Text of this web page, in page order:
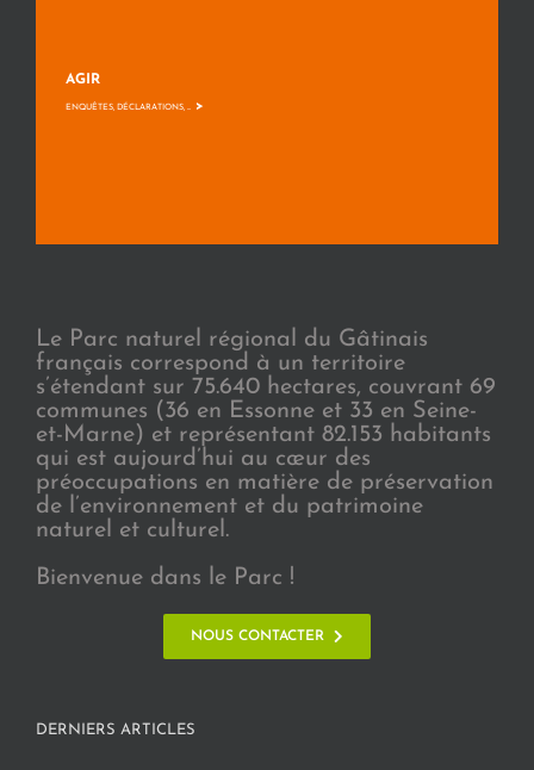
AGIR
ENQUÊTES, DÉCLARATIONS, ... >
Le Parc naturel régional du Gâtinais
français correspond à un territoire
s’étendant sur 75.640 hectares, couvrant 69
communes (36 en Essonne et 33 en Seine-
et-Marne) et représentant 82.153 habitants
qui est aujourd’hui au cœur des
préoccupations en matière de préservation
de l’environnement et du patrimoine
naturel et culturel.
Bienvenue dans le Parc !
NOUS CONTACTER
DERNIERS ARTICLES